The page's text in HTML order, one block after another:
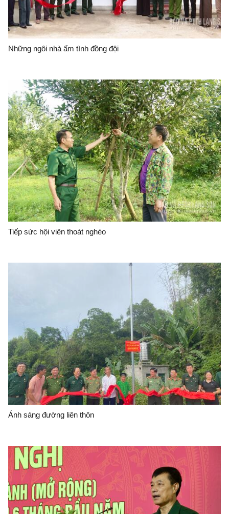
Những ngôi nhà ấm tình đồng đội
Tiếp sức hội viên thoát nghèo
Ánh sáng đường liên thôn